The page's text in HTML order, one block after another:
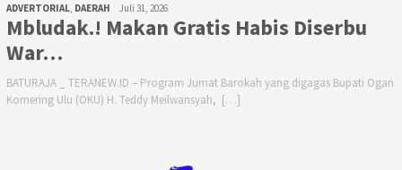
ADVERTORIAL DAERAH Juli 31, 2026
Mbludak.! Makan Gratis Habis Diserbu
War…
BATURAJA _ TERANEW.ID – Program Jumat Barokah yang digagas Bupati Ogan
Komering Ulu (OKU) H. Teddy Meilwansyah, […]